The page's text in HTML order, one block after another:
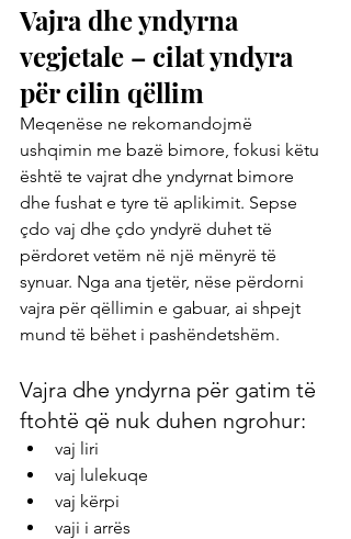
Vajra dhe yndyrna
vegjetale – cilat yndyra
për cilin qëllim
Meqenëse ne rekomandojmë
ushqimin me bazë bimore, fokusi këtu
është te vajrat dhe yndyrnat bimore
dhe fushat e tyre të aplikimit. Sepse
çdo vaj dhe çdo yndyrë duhet të
përdoret vetëm në një mënyrë të
synuar. Nga ana tjetër, nëse përdorni
vajra për qëllimin e gabuar, ai shpejt
mund të bëhet i pashëndetshëm.
Vajra dhe yndyrna për gatim të
ftohtë që nuk duhen ngrohur:
vaj liri
vaj lulekuqe
vaj kërpi
vaji i arrës